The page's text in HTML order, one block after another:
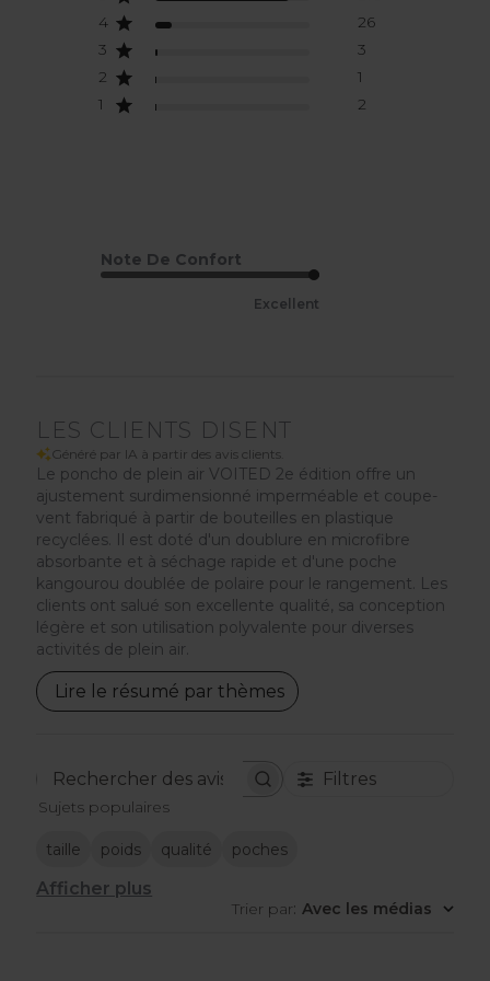
4
26
3
3
2
1
1
2
Note De Confort
Excellent
LES CLIENTS DISENT
Généré par IA à partir des avis clients.
Le poncho de plein air VOITED 2e édition offre un
ajustement surdimensionné imperméable et coupe-
vent fabriqué à partir de bouteilles en plastique
recyclées. Il est doté d'un doublure en microfibre
absorbante et à séchage rapide et d'une poche
kangourou doublée de polaire pour le rangement. Les
clients ont salué son excellente qualité, sa conception
légère et son utilisation polyvalente pour diverses
activités de plein air.
Lire le résumé par thèmes
Rechercher
des
Filtres
Sujets populaires
taille poids qualité poches
Afficher plus
Trier par: Avec les médias